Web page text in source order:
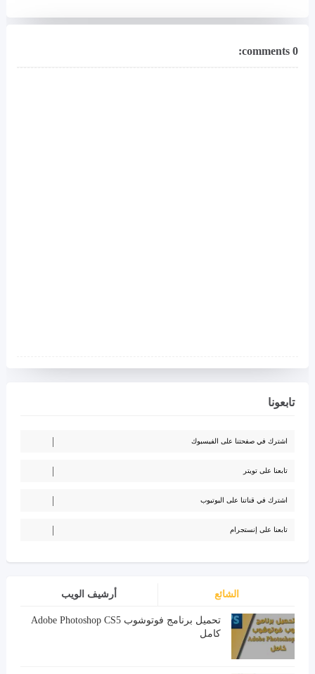
0 comments:
تابعونا
اشترك في صفحتنا على الفيسبوك
تابعنا على تويتر
اشترك في قناتنا على اليوتيوب
تابعنا على إنستجرام
الشائع أرشيف الويب
تحميل برنامج فوتوشوب Adobe Photoshop CS5
كامل